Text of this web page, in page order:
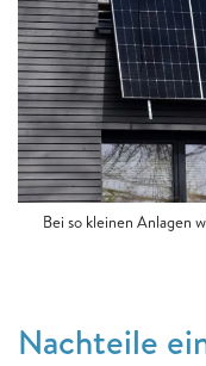
Bei so kleinen Anlagen
Nachteile